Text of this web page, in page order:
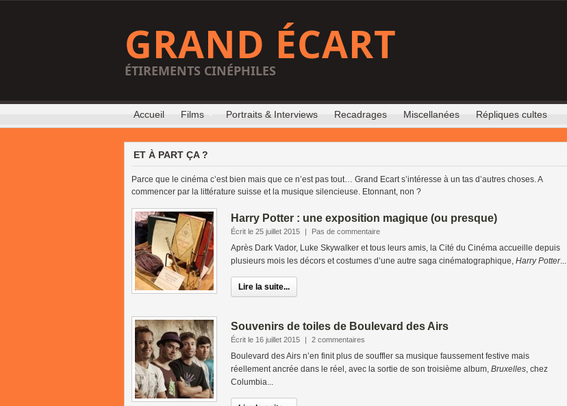
GRAND ÉCART
ÉTIREMENTS CINÉPHILES
Accueil Films Portraits & Interviews Recadrages Miscellanées Répliques cultes
ET À PART ÇA ?
Parce que le cinéma c’est bien mais que ce n’est pas tout… Grand Ecart s’intéresse à un tas d’autres choses. A
commencer par la littérature suisse et la musique silencieuse. Etonnant, non ?
Harry Potter : une exposition magique (ou presque)
Écrit le 25 juillet 2015 | Pas de commentaire
Après Dark Vador, Luke Skywalker et tous leurs amis, la Cité du Cinéma accueille depuis
plusieurs mois les décors et costumes d’une autre saga cinématographique, Harry Potter...
Lire la suite...
Souvenirs de toiles de Boulevard des Airs
Écrit le 16 juillet 2015 | 2 commentaires
Boulevard des Airs n’en finit plus de souffler sa musique faussement festive mais
réellement ancrée dans le réel, avec la sortie de son troisième album, Bruxelles, chez
Columbia...